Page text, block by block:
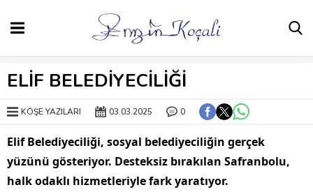
ELİF BELEDİYECİLİĞİ
KÖŞE YAZILARI 03.03.2025 0
Elif Belediyeciliği, sosyal belediyeciliğin gerçek
yüzünü gösteriyor. Desteksiz bırakılan Safranbolu,
halk odaklı hizmetleriyle fark yaratıyor.